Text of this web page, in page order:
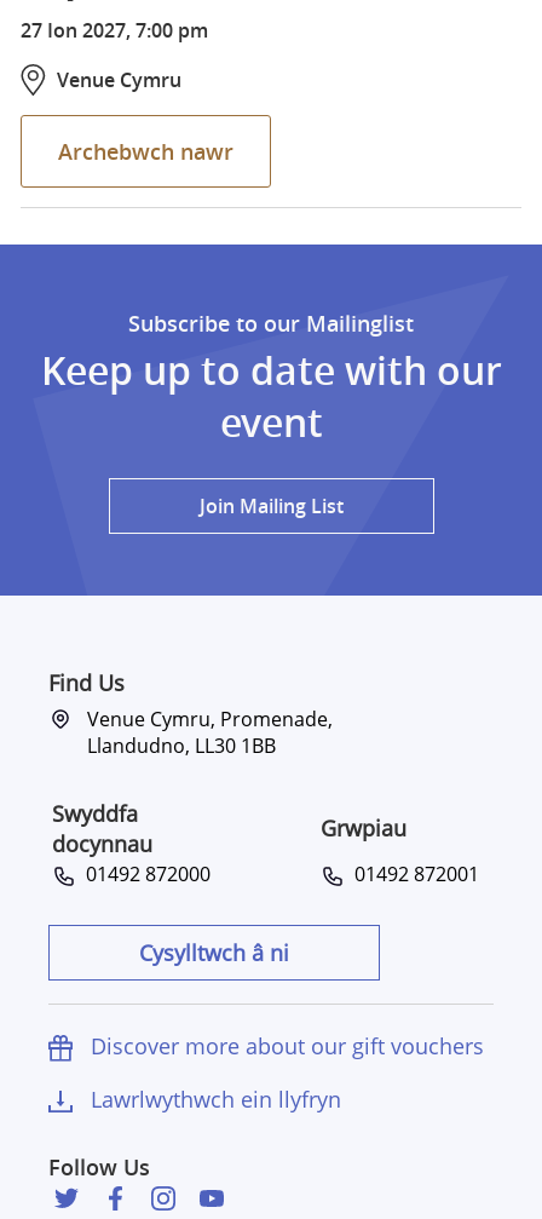
27 Ion 2027, 7:00 pm
Venue Cymru
Archebwch nawr
Subscribe to our Mailinglist
Keep up to date with our
event
Join Mailing List
Find Us
Venue Cymru, Promenade,
Llandudno, LL30 1BB
Swyddfa
docynnau
Grwpiau
01492 872000 01492 872001
Cysylltwch â ni
Discover more about our gift vouchers
Lawrlwythwch ein llyfryn
Follow Us